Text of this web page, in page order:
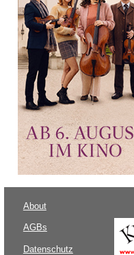
About
AGBs
Datenschutz